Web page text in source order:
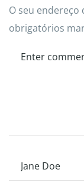
O seu endereço
obrigatórios